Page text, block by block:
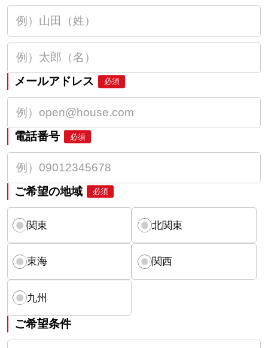
メールアドレス 必須
電話番号 必須
ご希望の地域 必須
関東 北関東
東海 関西
九州
ご希望条件